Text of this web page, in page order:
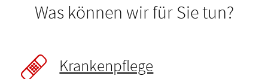
Was können wir für Sie tun?
Krankenpflege